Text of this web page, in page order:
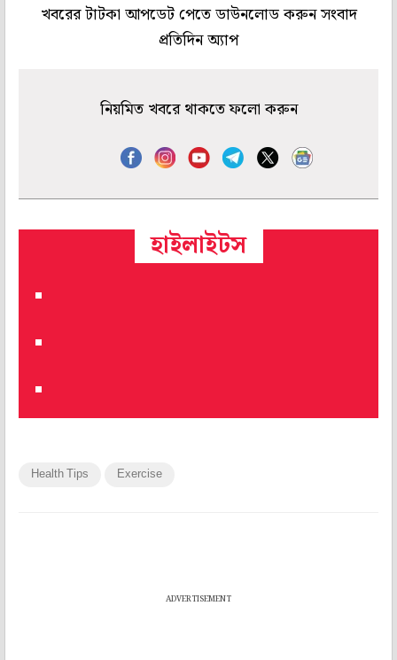
খবরের টাটকা আপডেট পেতে ডাউনলোড করুন সংবাদ
প্রতিদিন অ্যাপ
নিয়মিত খবরে থাকতে ফলো করুন
হাইলাইটস
Health Tips Exercise
ADVERTISEMENT